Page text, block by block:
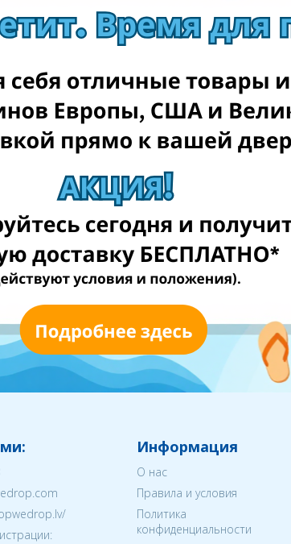
Информация
О нас
Правила и условия
Политика
конфиденциальности